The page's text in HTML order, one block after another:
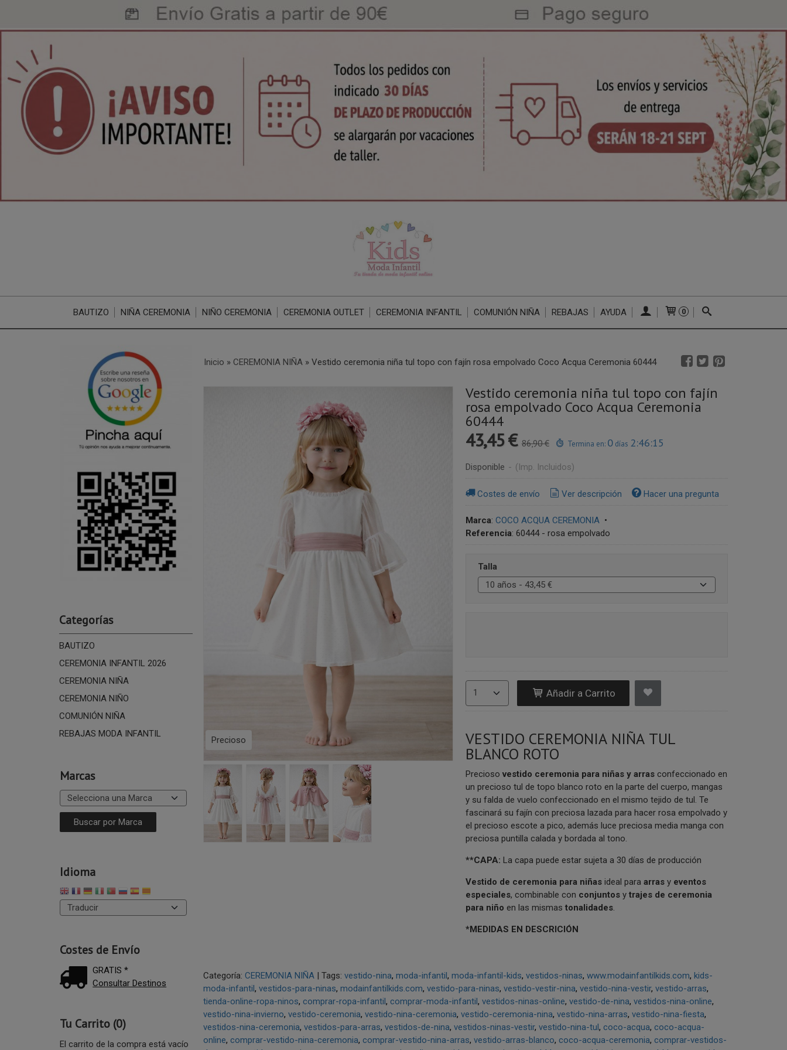
BAUTIZO NIÑA CEREMONIA NIÑO CEREMONIA CEREMONIA OUTLET CEREMONIA INFANTIL COMUNIÓN NIÑA REBAJAS AYUDA 0
Categorías
BAUTIZO
CEREMONIA INFANTIL 2026
CEREMONIA NIÑA
CEREMONIA NIÑO
COMUNIÓN NIÑA
REBAJAS MODA INFANTIL
Marcas
Idioma
Costes de Envío
GRATIS *
Consultar Destinos
Tu Carrito (0)
El carrito de la compra está vacío
Inicio » CEREMONIA NIÑA» Vestido ceremonia niña tul topo con fajín rosa empolvado Coco Acqua Ceremonia 60444
Precioso
Vestido ceremonia niña tul topo con fajín
rosa empolvado Coco Acqua Ceremonia
60444
43,45 € 86,90 € Termina en: 0 días 2:46:14
Disponible - (Imp. Incluidos)
Costes de envío Ver descripción Hacer una pregunta
Marca: COCO ACQUA CEREMONIA•
Referencia: 60444 - rosa empolvado
Talla
Añadir a Carrito
VESTIDO CEREMONIA NIÑA TUL
BLANCO ROTO
Precioso vestido ceremonia para niñas y arras confeccionado en
un precioso tul de topo blanco roto en la parte del cuerpo, mangas
y su falda de vuelo confeccionado en el mismo tejido de tul. Te
fascinará su fajín con preciosa lazada para hacer rosa empolvado y
el precioso escote a pico, además luce preciosa media manga con
preciosa puntilla calada y bordada al tono.
**CAPA: La capa puede estar sujeta a 30 días de producción
Vestido de ceremonia para niñasideal para arrasy eventos
especiales, combinable con conjuntosy trajes de ceremonia
para niño en las mismas tonalidades.
*MEDIDAS EN DESCRICIÓN
Categoría: CEREMONIA NIÑA| Tags: vestido-nina moda-infantil moda-infantil-kids vestidos-ninas www.modainfantilkids.com kids-
moda-infantil vestidos-para-ninas modainfantilkids.com vestido-para-ninas vestido-vestir-nina vestido-nina-vestir vestido-arras
tienda-online-ropa-ninos comprar-ropa-infantil comprar-moda-infantil vestidos-ninas-online vestido-de-nina vestidos-nina-online
vestido-nina-invierno vestido-ceremonia vestido-nina-ceremonia vestido-ceremonia-nina vestido-nina-arras vestido-nina-fiesta
vestidos-nina-ceremonia vestidos-para-arras vestidos-de-nina vestidos-ninas-vestir vestido-nina-tul coco-acqua coco-acqua-
online comprar-vestido-nina-ceremonia comprar-vestido-nina-arras vestido-arras-blanco coco-acqua-ceremonia comprar-vestidos-